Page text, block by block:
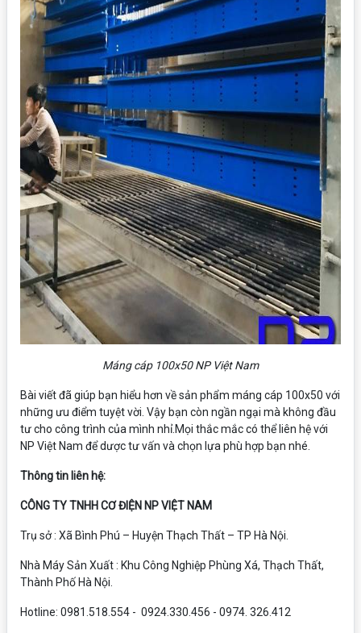
Máng cáp 100x50 NP Việt Nam
Bài viết đã giúp bạn hiểu hơn về sản phẩm máng cáp 100x50 với
những ưu điểm tuyệt vời. Vậy bạn còn ngần ngại mà không đầu
tư cho công trình của mình nhỉ.Mọi thắc mắc có thể liên hệ với
NP Việt Nam để dược tư vấn và chọn lựa phù hợp bạn nhé.
Thông tin liên hệ:
CÔNG TY TNHH CƠ ĐIỆN NP VIỆT NAM
Trụ sở : Xã Bình Phú – Huyện Thạch Thất – TP Hà Nội.
Nhà Máy Sản Xuất : Khu Công Nghiệp Phùng Xá, Thạch Thất,
Thành Phố Hà Nội.
Hotline: 0981.518.554 - 0924.330.456 - 0974. 326.412